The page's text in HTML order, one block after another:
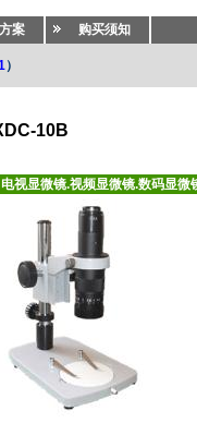
案 购买须知
）
10B
电视显微镜.视频显微镜.数码显微